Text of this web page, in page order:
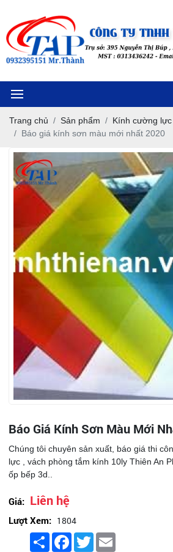
Trang chủ Sản phẩm
Kính cường lực
Báo giá kính sơn màu mới nhất 2020
Báo Giá Kính Sơn Màu Mới
Chúng tôi chuyên sản xuất, báo giá thi
lực , vách phòng tắm kính 10ly Thiên An
ốp bếp 3d..
Giá: Liên hệ
Lượt Xem: 1804
ShareFacebook
TwitterEmail